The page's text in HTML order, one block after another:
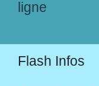
ligne
Flash Infos